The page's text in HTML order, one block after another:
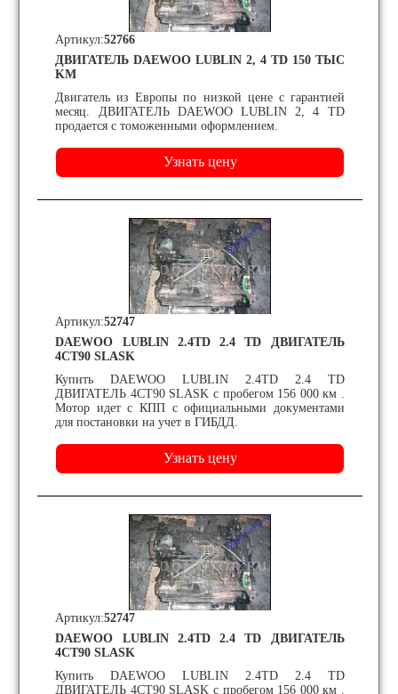
ДВИГАТЕЛЬ DAEWOO LUBLIN 2, 4 TD 150 ТЫС
KM
Двигатель из Европы по низкой цене с гарантией
месяц. ДВИГАТЕЛЬ DAEWOO LUBLIN 2, 4 TD
продается с томоженными оформлением.
Артикул:52766
DAEWOO LUBLIN 2.4TD 2.4 TD ДВИГАТЕЛЬ
4CT90 SLASK
Купить DAEWOO LUBLIN 2.4TD 2.4 TD
ДВИГАТЕЛЬ 4CT90 SLASK с пробегом 156 000 км .
Мотор идет с КПП с официальными документами
для постановки на учет в ГИБДД.
Артикул:52747
DAEWOO LUBLIN 2.4TD 2.4 TD ДВИГАТЕЛЬ
4CT90 SLASK
Купить DAEWOO LUBLIN 2.4TD 2.4 TD
ДВИГАТЕЛЬ 4CT90 SLASK с пробегом 156 000 км .
Артикул:52747